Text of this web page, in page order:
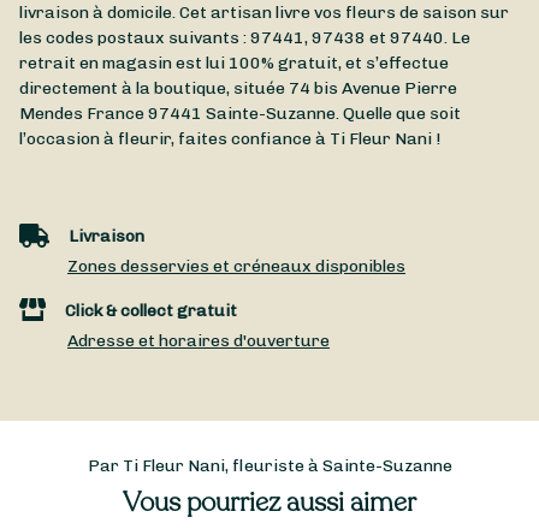
livraison à domicile. Cet artisan livre vos fleurs de saison sur
les codes postaux suivants : 97441, 97438 et 97440. Le
retrait en magasin est lui 100% gratuit, et s’effectue
directement à la boutique, située 74 bis Avenue Pierre
Mendes France97441 Sainte-Suzanne. Quelle que soit
l’occasion à fleurir, faites confiance à Ti Fleur Nani !
Livraison
Zones desservies et créneaux disponibles
Click & collect gratuit
Adresse et horaires d'ouverture
Par Ti Fleur Nani, fleuriste à Sainte-Suzanne
Vous pourriez aussi aimer